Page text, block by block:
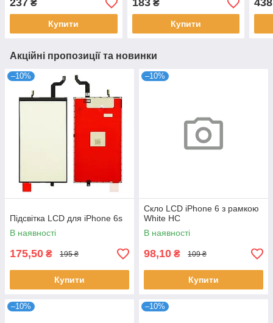
237 ₴
Купити
183₴
Купити
438
Акційні пропозиції та новинки
–10%
Підсвітка LCD для iPhone 6s
В наявності
175,50 ₴ 195 ₴
Купити
–10%
Скло LCD iPhone 6 з рамкою
White HC
В наявності
98,10 ₴ 109 ₴
Купити
–10% –10%